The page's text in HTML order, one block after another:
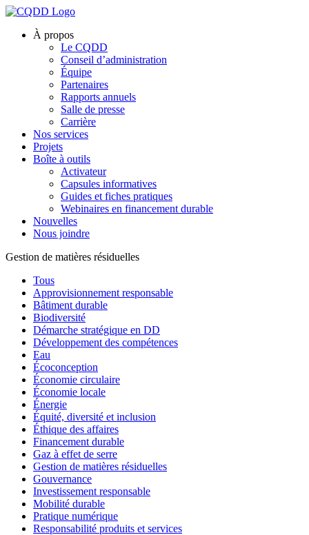
À propos
Le CQDD
Conseil d’administration
Équipe
Partenaires
Rapports annuels
Salle de presse
Carrière
Nos services
Projets
Boîte à outils
Activateur
Capsules informatives
Guides et fiches pratiques
Webinaires en financement durable
Nouvelles
Nous joindre
Gestion de matières résiduelles
Tous
Approvisionnement responsable
Bâtiment durable
Biodiversité
Démarche stratégique en DD
Développement des compétences
Eau
Écoconception
Économie circulaire
Économie locale
Énergie
Équité, diversité et inclusion
Éthique des affaires
Financement durable
Gaz à effet de serre
Gestion de matières résiduelles
Gouvernance
Investissement responsable
Mobilité durable
Pratique numérique
Responsabilité produits et services